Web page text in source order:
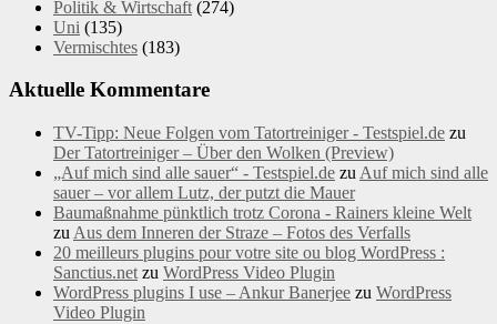
Politik & Wirtschaft (274)
Uni (135)
Vermischtes (183)
Aktuelle Kommentare
TV-Tipp: Neue Folgen vom Tatortreiniger - Testspiel.de zu
Der Tatortreiniger – Über den Wolken (Preview)
„Auf mich sind alle sauer“ - Testspiel.de zu Auf mich sind alle
sauer – vor allem Lutz, der putzt die Mauer
Baumaßnahme pünktlich trotz Corona - Rainers kleine Welt
zu Aus dem Inneren der Straze – Fotos des Verfalls
20 meilleurs plugins pour votre site ou blog WordPress :
Sanctius.net zu WordPress Video Plugin
WordPress plugins I use – Ankur Banerjee zu WordPress
Video Plugin